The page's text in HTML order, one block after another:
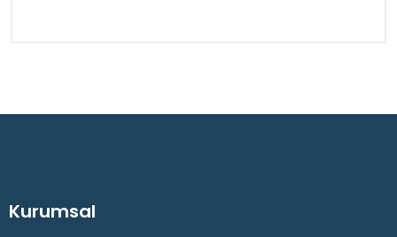
Kurumsal